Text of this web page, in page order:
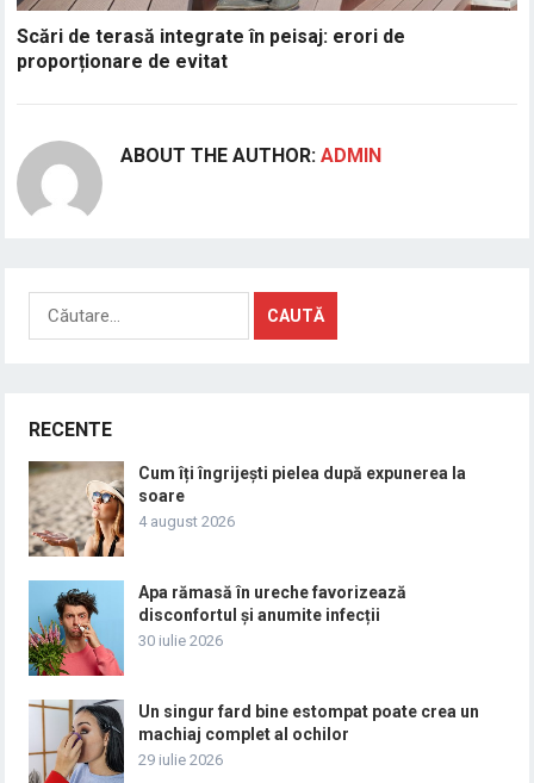
Scări de terasă integrate în peisaj: erori de
proporționare de evitat
ABOUT THE AUTHOR:ADMIN
Caută
după:
RECENTE
Cum îți îngrijești pielea după expunerea la
soare
4 august 2026
Apa rămasă în ureche favorizează
disconfortul și anumite infecții
30 iulie 2026
Un singur fard bine estompat poate crea un
machiaj complet al ochilor
29 iulie 2026